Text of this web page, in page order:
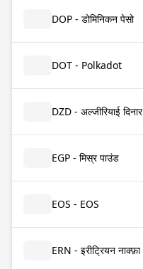
DOP - डोमिनिकन पेसो
DOT - Polkadot
DZD - अल्जीरियाई दिनार
EGP - मिस्र पाउंड
EOS - EOS
ERN - इरीट्रियन नाक्फ़ा